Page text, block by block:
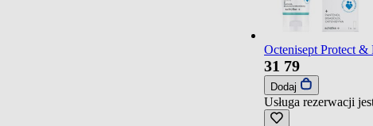
Octenisept Protect &
31 79
Dodaj
Usługa rezerwacji